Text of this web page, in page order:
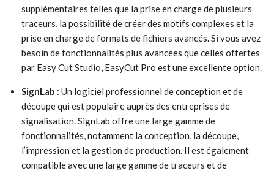
supplémentaires telles que la prise en charge de plusieurs
traceurs, la possibilité de créer des motifs complexes et la
prise en charge de formats de fichiers avancés. Si vous avez
besoin de fonctionnalités plus avancées que celles offertes
par Easy Cut Studio, EasyCut Pro est une excellente option.
SignLab : Un logiciel professionnel de conception et de
découpe qui est populaire auprès des entreprises de
signalisation. SignLab offre une large gamme de
fonctionnalités, notamment la conception, la découpe,
l’impression et la gestion de production. Il est également
compatible avec une large gamme de traceurs et de